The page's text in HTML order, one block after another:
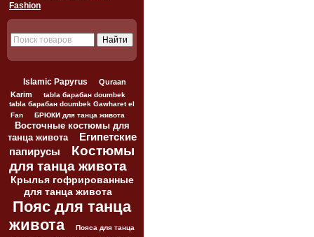
Fashion
Islamic Papyrus
Quraan
Karim
tabla барабан doumbek
tabla барабан doumbek Gawharet el
Fan
БРЮКИ для танца живота
Восточные костюмы для
танца живота
Египетские
папирусы
Костюмы
для танца живота
Крылья гофрированные
для танца живота
Пояс для танца
живота
Пояса для танца